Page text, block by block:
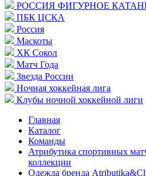
РОССИЯ ФИГУРНОЕ
ПБК ЦСКА
Россия
Маскоты
ХК Сокол
Матч Года
Звезда России
Ночная хоккейная лига
Клубы ночной хоккейной лиги
Главная
Каталог
Команды
Атрибутика спортивных
коллекции
Одежда бренда